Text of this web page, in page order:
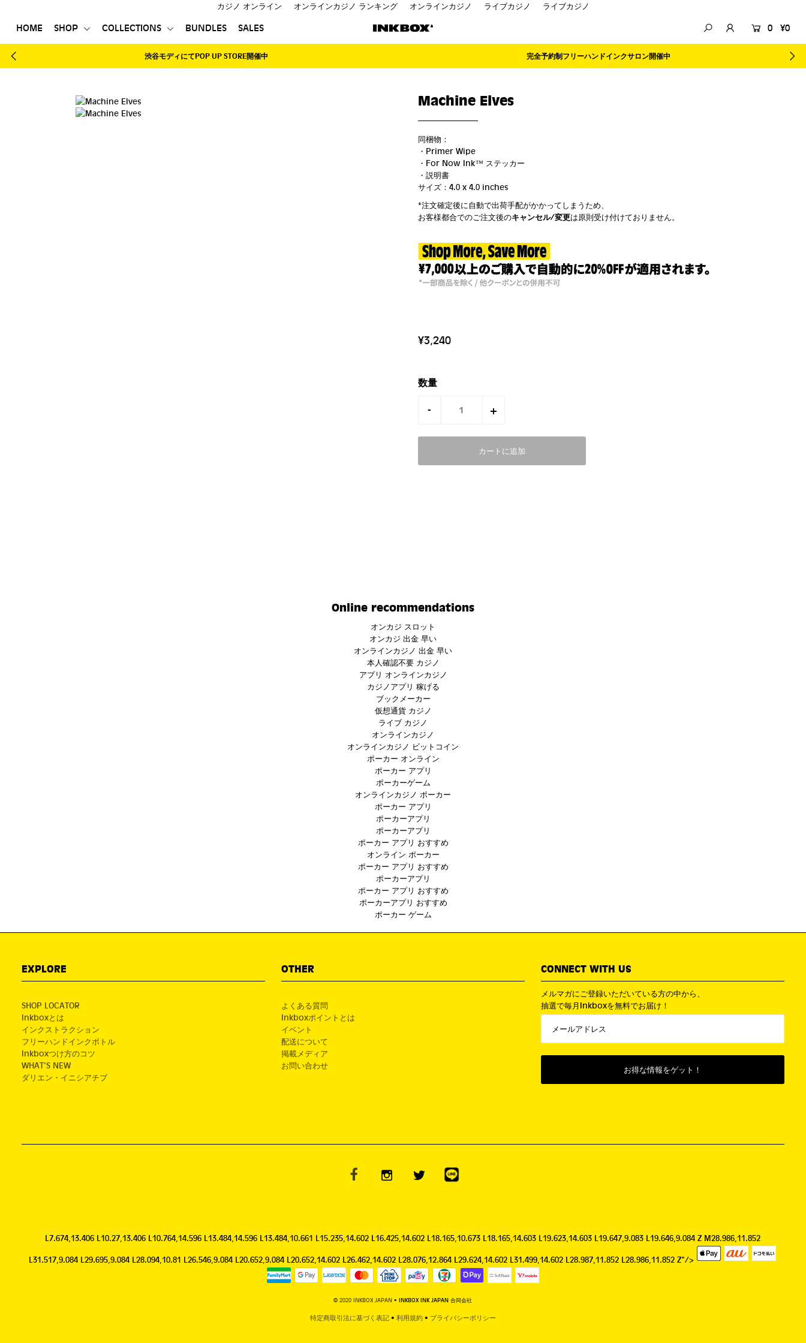
カジノ オンライン オンラインカジノ ランキング オンラインカジノ ライブカジノ ライブカジノ
HOME SHOP COLLECTIONS BUNDLES SALES 0 ¥0
渋谷モディにてPOP UP STORE開催中 完全予約制フリーハンドインクサロン開催中
Machine Elves
同梱物：
・Primer Wipe
・For Now Ink ™ ステッカー
・説明書
サイズ：4.0 x 4.0 inches
*注文確定後に自動で出荷手配がかかってしまうため、
お客様都合でのご注文後のキャンセル/変更は原則受け付けておりません。
¥3,240
数量
- +
Online recommendations
オンカジ スロット
オンカジ 出金 早い
オンラインカジノ 出金 早い
本人確認不要 カジノ
アプリ オンラインカジノ
カジノアプリ 稼げる
ブックメーカー
仮想通貨 カジノ
ライブ カジノ
オンラインカジノ
オンラインカジノ ビットコイン
ポーカー オンライン
ポーカー アプリ
ポーカーゲーム
オンラインカジノ ポーカー
ポーカー アプリ
ポーカーアプリ
ポーカーアプリ
ポーカー アプリ おすすめ
オンライン ポーカー
ポーカー アプリ おすすめ
ポーカーアプリ
ポーカー アプリ おすすめ
ポーカーアプリ おすすめ
ポーカー ゲーム
EXPLORE
SHOP LOCATOR
Inkboxとは
インクストラクション
フリーハンドインクボトル
Inkboxつけ方のコツ
WHAT'S NEW
ダリエン・イニシアチブ
OTHER
よくある質問
Inkboxポイントとは
イベント
配送について
掲載メディア
お問い合わせ
CONNECT WITH US
メルマガにご登録いただいている方の中から、
抽選で毎月Inkboxを無料でお届け！
L7.674,13.406 L10.27,13.406 L10.764,14.596 L13.484,14.596 L13.484,10.661 L15.235,14.602 L16.425,14.602 L18.165,10.673 L18.165,14.603 L19.623,14.603 L19.647,9.083 L19.646,9.084 Z M28.986,11.852
L31.517,9.084 L29.695,9.084 L28.094,10.81 L26.546,9.084 L20.652,9.084 L20.652,14.602 L26.462,14.602 L28.076,12.864 L29.624,14.602 L31.499,14.602 L28.987,11.852 L28.986,11.852 Z"/>
© 2020 INKBOX JAPAN • INKBOX INK JAPAN 合同会社
特定商取引法に基づく表記• 利用規約• プライバシーポリシー
HOME